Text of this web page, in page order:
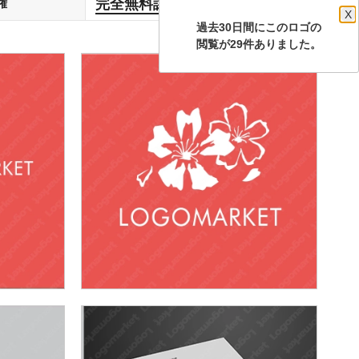
過去30日間にこのロゴの
X
閲覧が29件ありました。